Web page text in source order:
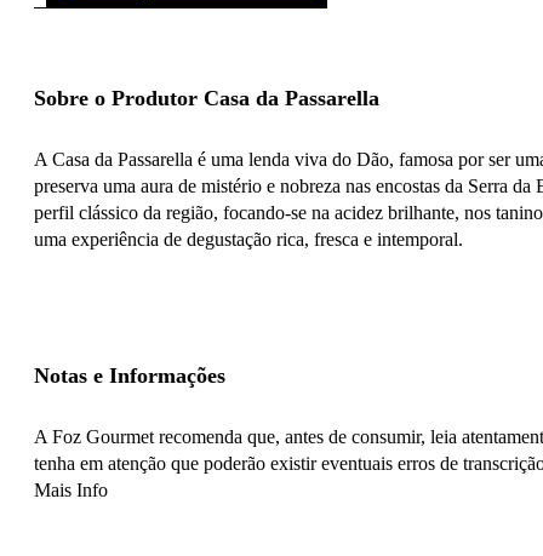
Sobre o Produtor Casa da Passarella
A Casa da Passarella é uma lenda viva do Dão, famosa por ser
preserva uma aura de mistério e nobreza nas encostas da Serra
perfil clássico da região, focando-se na acidez brilhante, nos
uma experiência de degustação rica, fresca e intemporal.
Notas e Informações
A Foz Gourmet recomenda que, antes de consumir, leia
tenha em atenção que poderão existir eventuais erros de
Mais Info